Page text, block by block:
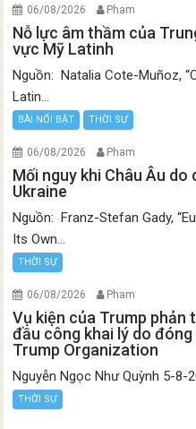
06/08/2026 Pham
Nỗ lực âm thầm của
vực Mỹ Latinh
Nguồn: Natalia Cote-Muñoz,
Latin...
BÀI NỔI BẬT THỜI SỰ
06/08/2026 Pham
Mối nguy khi Châu Âu
Ukraine
Nguồn: Franz-Stefan Gady,
Its Own...
THỜI SỰ
06/08/2026 Pham
Vụ kiện của Trump phản
đầu công khai lý do
Trump Organization
Nguyễn Ngọc Như Quỳnh 5-8-
THỜI SỰ